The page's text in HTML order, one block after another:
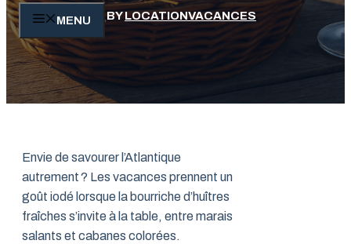
MENU BYLOCATIONVACANCES
Envie de savourer l’Atlantique
autrement ? Les vacances prennent un
goût iodé lorsque la bourriche d’huîtres
fraîches s’invite à la table, entre marais
salants et cabanes colorées.